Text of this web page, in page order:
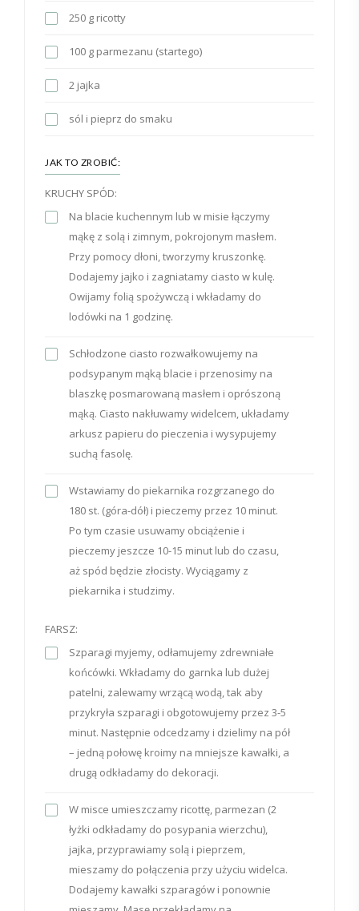
250 g ricotty
100 g parmezanu (startego)
2 jajka
sól i pieprz do smaku
JAK TO ZROBIĆ:
KRUCHY SPÓD:
Na blacie kuchennym lub w misie łączymy
mąkę z solą i zimnym, pokrojonym masłem.
Przy pomocy dłoni, tworzymy kruszonkę.
Dodajemy jajko i zagniatamy ciasto w kulę.
Owijamy folią spożywczą i wkładamy do
lodówki na 1 godzinę.
Schłodzone ciasto rozwałkowujemy na
podsypanym mąką blacie i przenosimy na
blaszkę posmarowaną masłem i oprószoną
mąką. Ciasto nakłuwamy widelcem, układamy
arkusz papieru do pieczenia i wysypujemy
suchą fasolę.
Wstawiamy do piekarnika rozgrzanego do
180 st. (góra-dół) i pieczemy przez 10 minut.
Po tym czasie usuwamy obciążenie i
pieczemy jeszcze 10-15 minut lub do czasu,
aż spód będzie złocisty. Wyciągamy z
piekarnika i studzimy.
FARSZ:
Szparagi myjemy, odłamujemy zdrewniałe
końcówki. Wkładamy do garnka lub dużej
patelni, zalewamy wrzącą wodą, tak aby
przykryła szparagi i obgotowujemy przez 3-5
minut. Następnie odcedzamy i dzielimy na pół
– jedną połowę kroimy na mniejsze kawałki, a
drugą odkładamy do dekoracji.
W misce umieszczamy ricottę, parmezan (2
łyżki odkładamy do posypania wierzchu),
jajka, przyprawiamy solą i pieprzem,
mieszamy do połączenia przy użyciu widelca.
Dodajemy kawałki szparagów i ponownie